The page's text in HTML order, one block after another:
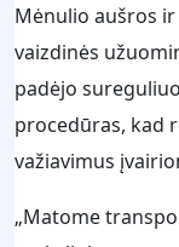
Mėnulio aušros
vaizdinės
padėjo
procedūras, kad
važiavimus
„Matome